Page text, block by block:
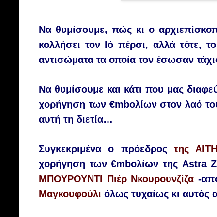
Να θυμίσουμε, πώς κι ο α
κολλήσει τον Ιό πέρσι, αλλάτότε,
αντισώματα τα οποία τον έσωσαν
Να θυμίσουμε και κάτι που μας
χορήγηση των€mbολίων στον λαό
αυτή τη διετία…
Συγκεκριμένα ο πρόεδρος της
χορήγηση των€mbολίων τηςAstra
ΜΠΟΥΡΟΥΝΤΙ Πιέρ Νκουρουνζίζα -
Μαγκουφούλι όλως τυχαίως κι αυτός